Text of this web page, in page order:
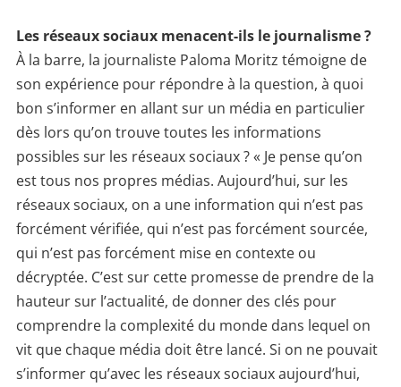
Les réseaux sociaux menacent-ils le journalisme ?
À la barre, la journaliste Paloma Moritz témoigne de
son expérience pour répondre à la question, à quoi
bon s’informer en allant sur un média en particulier
dès lors qu’on trouve toutes les informations
possibles sur les réseaux sociaux ? « Je pense qu’on
est tous nos propres médias. Aujourd’hui, sur les
réseaux sociaux, on a une information qui n’est pas
forcément vérifiée, qui n’est pas forcément sourcée,
qui n’est pas forcément mise en contexte ou
décryptée. C’est sur cette promesse de prendre de la
hauteur sur l’actualité, de donner des clés pour
comprendre la complexité du monde dans lequel on
vit que chaque média doit être lancé. Si on ne pouvait
s’informer qu’avec les réseaux sociaux aujourd’hui,